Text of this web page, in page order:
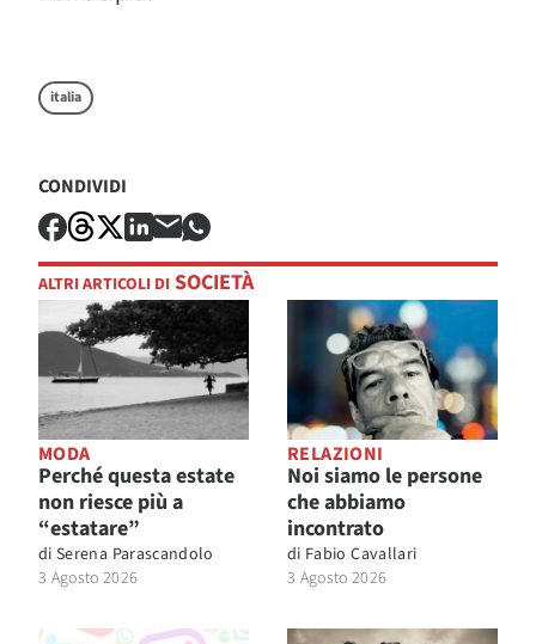
italia
CONDIVIDI
ALTRI ARTICOLI DI SOCIETÀ
MODA
Perché questa estate
non riesce più a
“estatare”
di Serena Parascandolo
3 Agosto 2026
RELAZIONI
Noi siamo le persone
che abbiamo
incontrato
di Fabio Cavallari
3 Agosto 2026